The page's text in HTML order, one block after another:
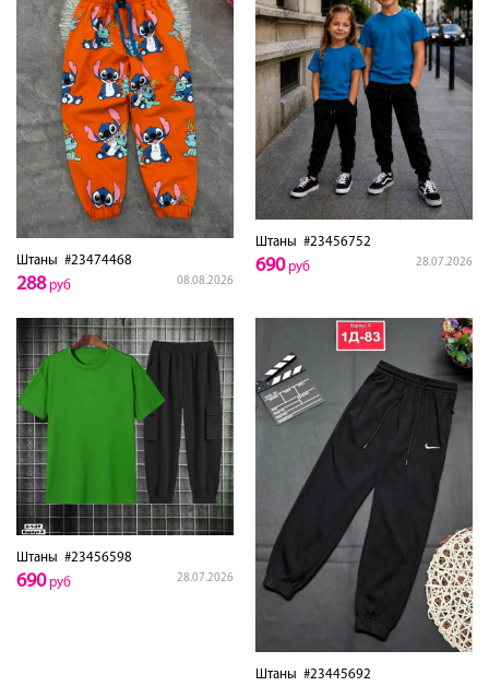
Штаны #23474468
08.08.2026
288руб
Штаны #23456752
28.07.2026
690руб
Штаны #23456598
28.07.2026
690руб
Штаны #23445692